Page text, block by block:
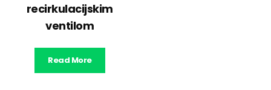
recirkulacijskim
ventilom
Read More